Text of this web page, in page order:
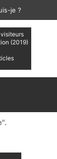
je ?
(2019)